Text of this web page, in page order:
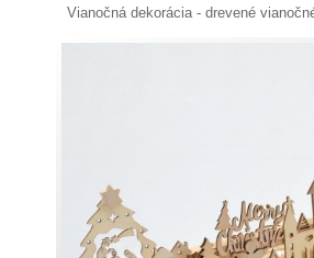
Vianočná dekorácia - drevené